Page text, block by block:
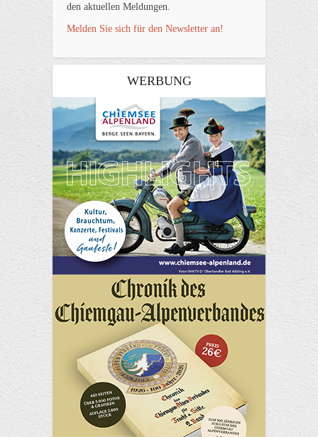
den aktuellen Meldungen.
Melden Sie sich für den Newsletter an!
WERBUNG